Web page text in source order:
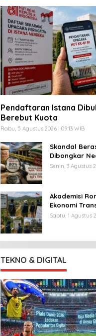
Pendaftaran Istana
Berebut Kuota
Rabu, 5 Agustus 2026 | 09:13 WIB
Skandal
Dibongkar
Senin, 3 Agustus
Akademisi
Ekonomi
Sabtu, 1 Agustus
TEKNO & DIGITAL